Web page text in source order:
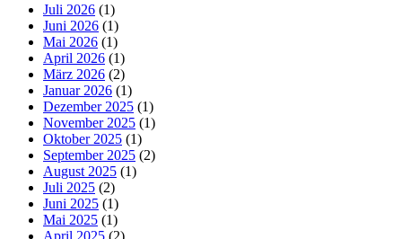
Juli 2026 (1)
Juni 2026 (1)
Mai 2026 (1)
April 2026 (1)
März 2026 (2)
Januar 2026 (1)
Dezember 2025 (1)
November 2025 (1)
Oktober 2025 (1)
September 2025 (2)
August 2025 (1)
Juli 2025 (2)
Juni 2025 (1)
Mai 2025 (1)
April 2025 (2)